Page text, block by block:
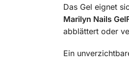
Das Gel eignet
Marilyn Nails
abblättert oder
Ein